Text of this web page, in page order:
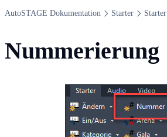
Auto​STAGE Dokumentation Starter Starter
Nummerierung